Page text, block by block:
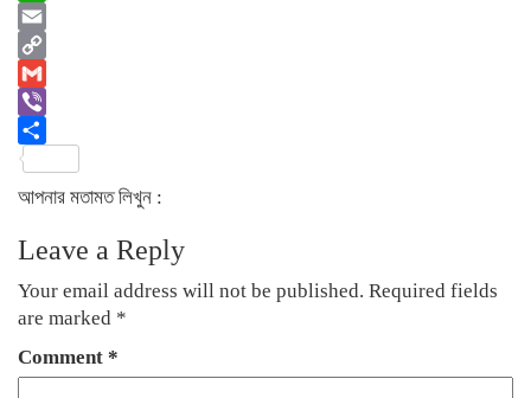
WhatsApp
Email
Copy
Link
Gmail
Viber
আপনার মতামত লিখুন :
Leave a Reply
Your email address will not be published. Required fields
are marked *
Comment *